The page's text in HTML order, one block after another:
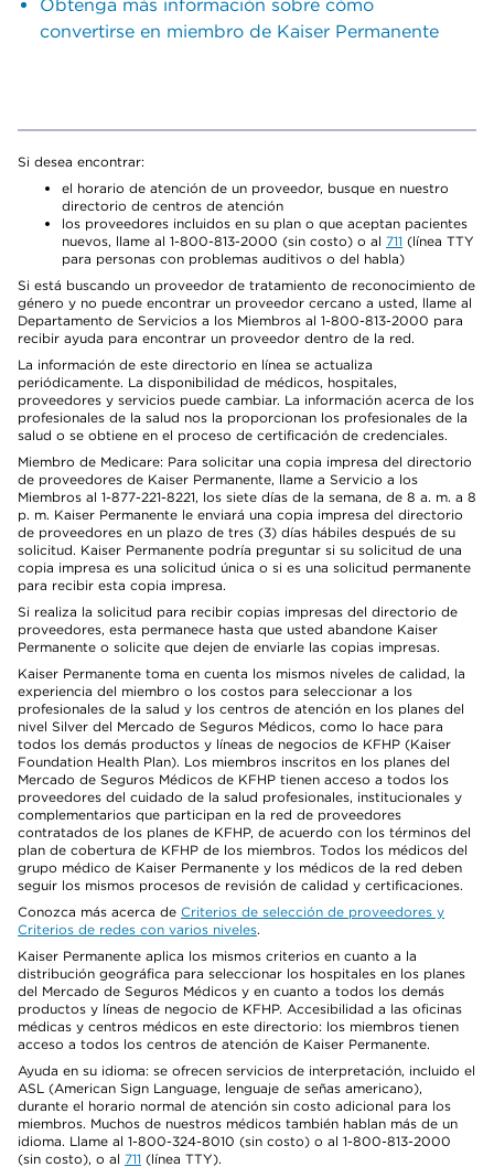
Obtenga más información sobre cómo
convertirse en miembro de Kaiser Permanente
Si desea encontrar:
el horario de atención de un proveedor, busque en nuestro
directorio de centros de atención
los proveedores incluidos en su plan o que aceptan pacientes
nuevos, llame al 1-800-813-2000 (sin costo) o al 711 (línea TTY
para personas con problemas auditivos o del habla)
Si está buscando un proveedor de tratamiento de reconocimiento de
género y no puede encontrar un proveedor cercano a usted, llame al
Departamento de Servicios a los Miembros al 1-800-813-2000 para
recibir ayuda para encontrar un proveedor dentro de la red.
La información de este directorio en línea se actualiza
periódicamente. La disponibilidad de médicos, hospitales,
proveedores y servicios puede cambiar. La información acerca de los
profesionales de la salud nos la proporcionan los profesionales de la
salud o se obtiene en el proceso de certificación de credenciales.
Miembro de Medicare: Para solicitar una copia impresa del directorio
de proveedores de Kaiser Permanente, llame a Servicio a los
Miembros al 1-877-221-8221, los siete días de la semana, de 8 a. m. a 8
p. m. Kaiser Permanente le enviará una copia impresa del directorio
de proveedores en un plazo de tres (3) días hábiles después de su
solicitud. Kaiser Permanente podría preguntar si su solicitud de una
copia impresa es una solicitud única o si es una solicitud permanente
para recibir esta copia impresa.
Si realiza la solicitud para recibir copias impresas del directorio de
proveedores, esta permanece hasta que usted abandone Kaiser
Permanente o solicite que dejen de enviarle las copias impresas.
Kaiser Permanente toma en cuenta los mismos niveles de calidad, la
experiencia del miembro o los costos para seleccionar a los
profesionales de la salud y los centros de atención en los planes del
nivel Silver del Mercado de Seguros Médicos, como lo hace para
todos los demás productos y líneas de negocios de KFHP (Kaiser
Foundation Health Plan). Los miembros inscritos en los planes del
Mercado de Seguros Médicos de KFHP tienen acceso a todos los
proveedores del cuidado de la salud profesionales, institucionales y
complementarios que participan en la red de proveedores
contratados de los planes de KFHP, de acuerdo con los términos del
plan de cobertura de KFHP de los miembros. Todos los médicos del
grupo médico de Kaiser Permanente y los médicos de la red deben
seguir los mismos procesos de revisión de calidad y certificaciones.
Conozca más acerca de Criterios de selección de proveedores y
Criterios de redes con varios niveles.
Kaiser Permanente aplica los mismos criterios en cuanto a la
distribución geográfica para seleccionar los hospitales en los planes
del Mercado de Seguros Médicos y en cuanto a todos los demás
productos y líneas de negocio de KFHP. Accesibilidad a las oficinas
médicas y centros médicos en este directorio: los miembros tienen
acceso a todos los centros de atención de Kaiser Permanente.
Ayuda en su idioma: se ofrecen servicios de interpretación, incluido el
ASL (American Sign Language, lenguaje de señas americano),
durante el horario normal de atención sin costo adicional para los
miembros. Muchos de nuestros médicos también hablan más de un
idioma. Llame al 1-800-324-8010 (sin costo) o al 1-800-813-2000
(sin costo), o al 711 (línea TTY).